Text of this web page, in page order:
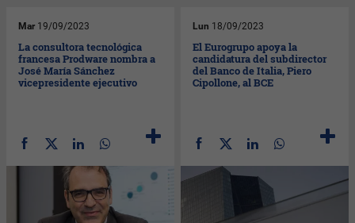
Mar 19/09/2023
La consultora tecnológica
francesa Prodware nombra a
José María Sánchez
vicepresidente ejecutivo
Lun 18/09/2023
El Eurogrupo apoya la
candidatura del subdirector
del Banco de Italia, Piero
Cipollone, al BCE